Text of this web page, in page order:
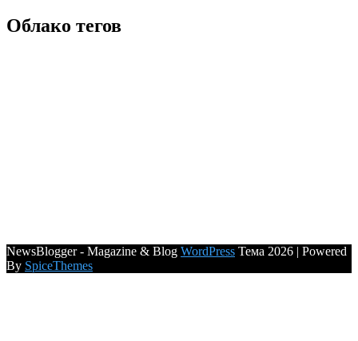
Облако тегов
NewsBlogger - Magazine & Blog WordPress Тема 2026 | Powered
By SpiceThemes